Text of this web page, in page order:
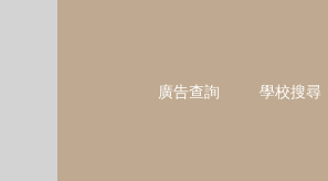
廣告查詢 學校搜尋